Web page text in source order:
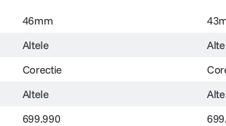
46mm
Altele
Corectie
Altele
699.990